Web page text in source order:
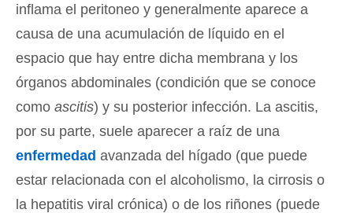
inflama el peritoneo y generalmente aparece a
causa de una acumulación de líquido en el
espacio que hay entre dicha membrana y los
órganos abdominales (condición que se conoce
como ascitis) y su posterior infección. La ascitis,
por su parte, suele aparecer a raíz de una
enfermedad avanzada del hígado (que puede
estar relacionada con el alcoholismo, la cirrosis o
la hepatitis viral crónica) o de los riñones (puede